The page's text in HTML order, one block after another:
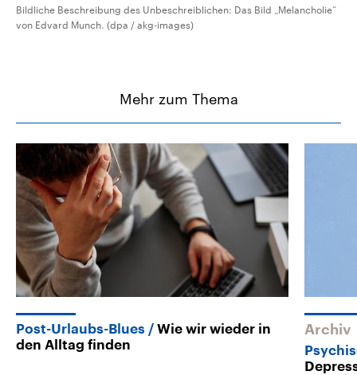
Bildliche Beschreibung des Unbeschreiblichen: Das Bild „Melancholie“
von Edvard Munch. (dpa / akg-images)
Mehr zum Thema
Post-Urlaubs-Blues
Wie wir wieder in
den Alltag finden
Archiv